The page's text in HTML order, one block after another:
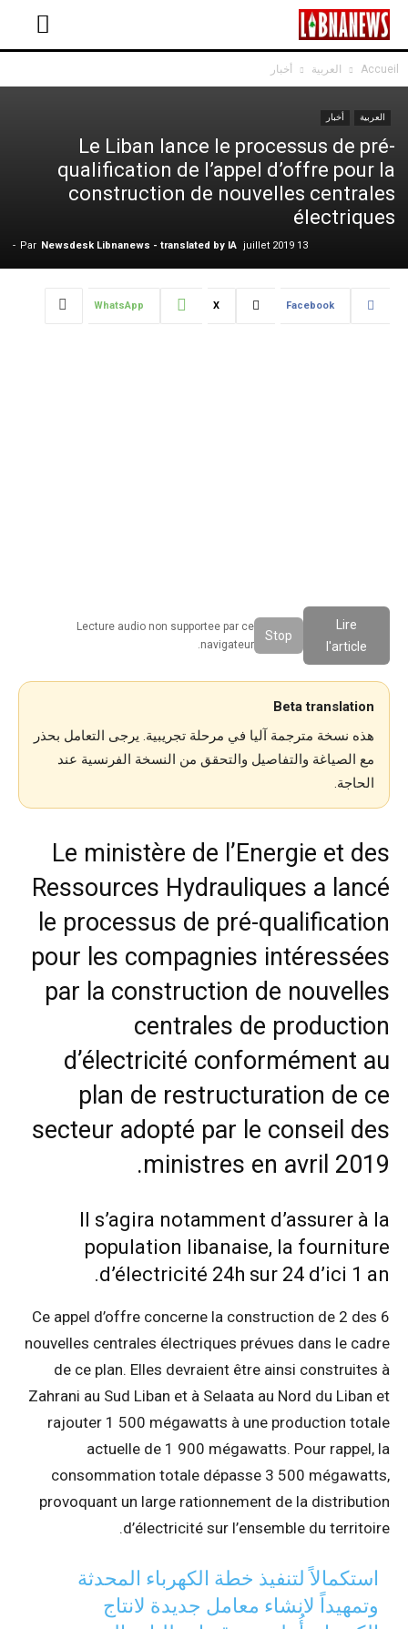
Accueil العربية أخبار
العربية أخبار
Le Liban lance le processus de pré-
qualification de l’appel d’offre pour la
construction de nouvelles centrales
électriques
Par Newsdesk Libnanews - translated by IA
- 13 juillet 2019
Facebook
X
WhatsApp
Lire
l'article
Stop
Lecture audio non supportee par ce
navigateur.
Beta translation
هذه نسخة مترجمة آليا في مرحلة تجريبية. يرجى التعامل بحذر
مع الصياغة والتفاصيل والتحقق من النسخة الفرنسية عند
الحاجة.
Le ministère de l’Energie et des
Ressources Hydrauliques a lancé
le processus de pré-qualification
pour les compagnies intéressées
par la construction de nouvelles
centrales de production
d’électricité conformément au
plan de restructuration de ce
secteur adopté par le conseil des
ministres en avril 2019.
Il s’agira notamment d’assurer à la
population libanaise, la fourniture
d’électricité 24h sur 24 d’ici 1 an.
Ce appel d’offre concerne la construction de 2 des 6
nouvelles centrales électriques prévues dans le cadre
de ce plan. Elles devraient être ainsi construites à
Zahrani au Sud Liban et à Selaata au Nord du Liban et
rajouter 1 500 mégawatts à une production totale
actuelle de 1 900 mégawatts. Pour rappel, la
consommation totale dépasse 3 500 mégawatts,
provoquant un large rationnement de la distribution
d’électricité sur l’ensemble du territoire.
استكمالاً لتنفيذ خطة الكهرباء المحدثة
وتمهيداً لانشاء معامل جديدة لانتاج